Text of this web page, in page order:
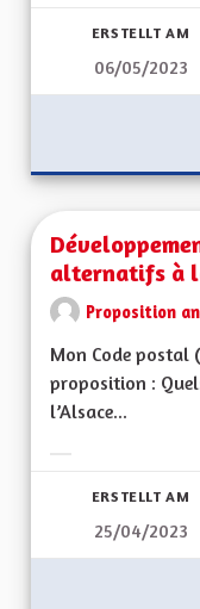
ERSTELLT AM
06/05/2023
alternatifs à
Proposition
Mon Code postal
proposition :
l’Alsace...
ERSTELLT AM
25/04/2023